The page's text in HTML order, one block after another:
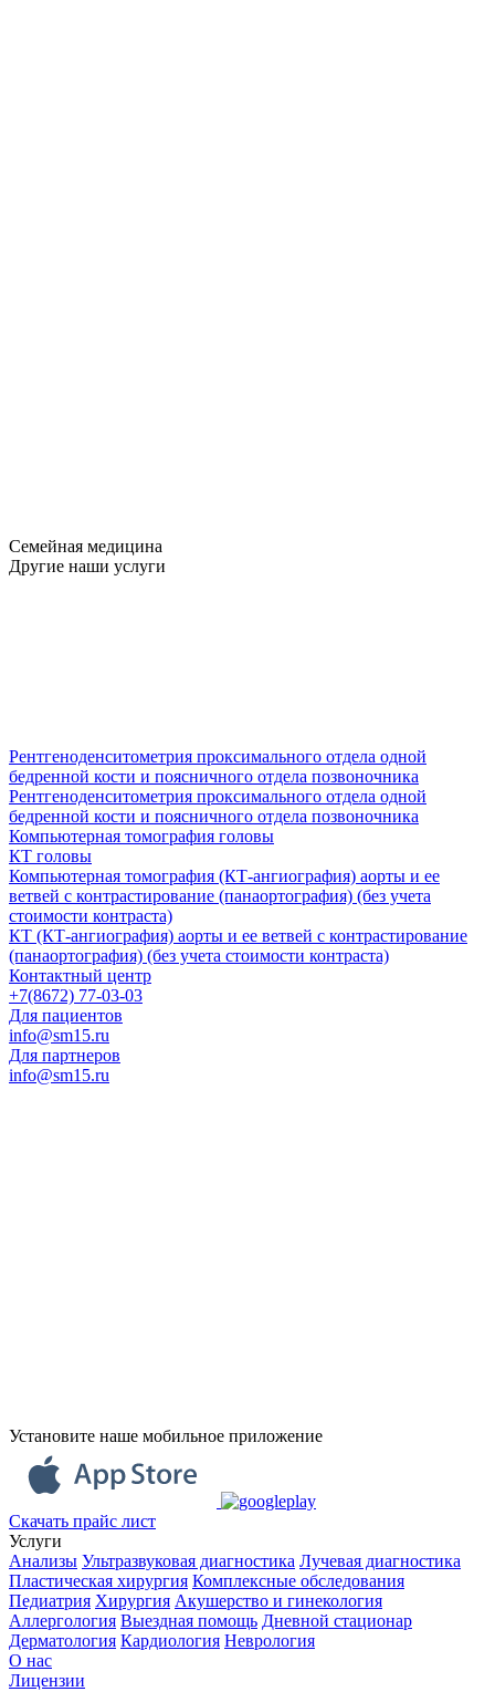
Семейная медицина
Другие наши услуги
Рентгеноденситометрия проксимального отдела одной
бедренной кости и поясничного отдела позвоночника
Рентгеноденситометрия проксимального отдела одной
бедренной кости и поясничного отдела позвоночника
Компьютерная томография головы
КТ головы
Компьютерная томография (КТ-ангиография) аорты и ее
ветвей с контрастирование (панаортография) (без учета
стоимости контраста)
КТ (КТ-ангиография) аорты и ее ветвей с контрастирование
(панаортография) (без учета стоимости контраста)
Контактный центр
+7(8672) 77-03-03
Для пациентов
info@sm15.ru
Для партнеров
info@sm15.ru
Установите наше мобильное приложение
Скачать прайс лист
Услуги
Анализы Ультразвуковая диагностика Лучевая диагностика
Пластическая хирургия Комплексные обследования
Педиатрия Хирургия Акушерство и гинекология
Аллергология Выездная помощь Дневной стационар
Дерматология Кардиология Неврология
О нас
Лицензии